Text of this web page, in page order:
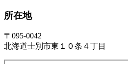
所在地
〒095-0042
北海道士別市東１０条４丁目